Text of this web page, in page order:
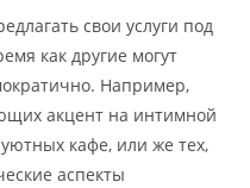
свои услуги под
как другие могут
Например,
акцент на интимной
кафе, или же тех,
аспекты